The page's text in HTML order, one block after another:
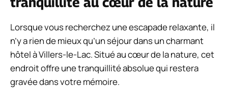
Lorsque vous recherchez une escapade relaxante, il
n’y a rien de mieux qu’un séjour dans un charmant
hôtel à Villers-le-Lac. Situé au cœur de la nature, cet
endroit offre une tranquillité absolue qui restera
gravée dans votre mémoire.